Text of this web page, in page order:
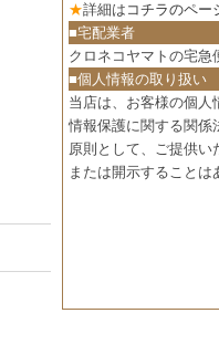
★詳細は コチラのペー
■宅配業者
クロネコヤマトの宅急
■個人情報の取り扱い
当店は、お客様の個人
情報保護に関する関係
原則として、ご提供い
または開示することは